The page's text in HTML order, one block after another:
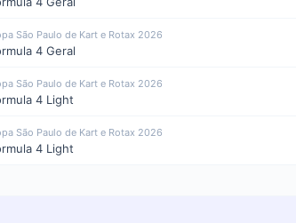
São Paulo de Kart e Rotax 2026
4 Geral
São Paulo de Kart e Rotax 2026
4 Light
São Paulo de Kart e Rotax 2026
4 Light